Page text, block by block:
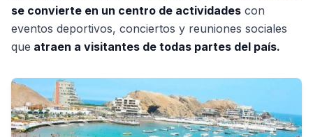
se convierte en un centro de actividades con
eventos deportivos, conciertos y reuniones sociales
que atraen a visitantes de todas partes del país.